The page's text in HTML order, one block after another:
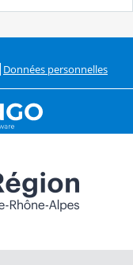
Données personnelles